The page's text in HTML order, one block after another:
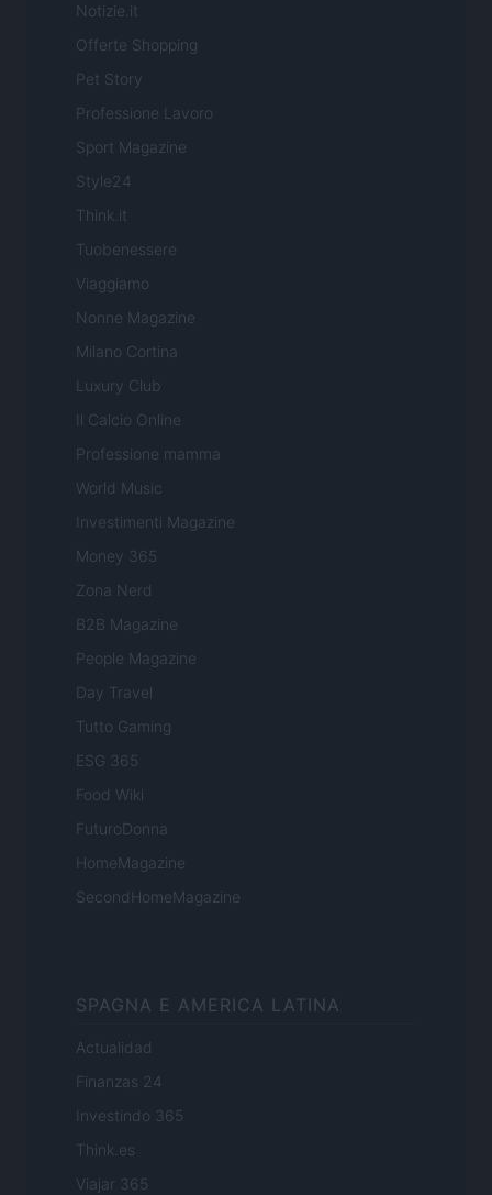
Notizie.it
Offerte Shopping
Pet Story
Professione Lavoro
Sport Magazine
Style24
Think.it
Tuobenessere
Viaggiamo
Nonne Magazine
Milano Cortina
Luxury Club
Il Calcio Online
Professione mamma
World Music
Investimenti Magazine
Money 365
Zona Nerd
B2B Magazine
People Magazine
Day Travel
Tutto Gaming
ESG 365
Food Wiki
FuturoDonna
HomeMagazine
SecondHomeMagazine
SPAGNA E AMERICA LATINA
Actualidad
Finanzas 24
Investindo 365
Think.es
Viajar 365